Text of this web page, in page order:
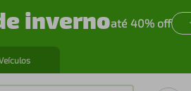
invernoaté 40% off